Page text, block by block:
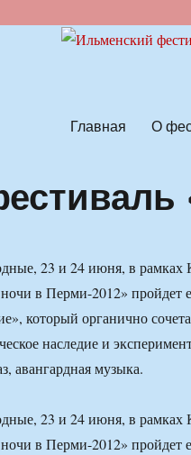
Главная О
23 и 24 июня, в
в Перми-2012»
который органично
наследие и
авангардная музыка.
23 и 24 июня, в
в Перми-2012»